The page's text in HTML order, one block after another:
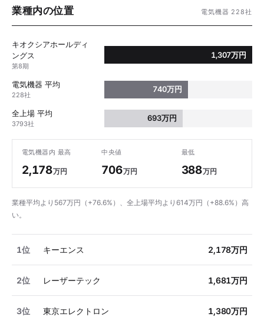
業種内の位置 電気機器 228社
キオクシアホールディ
ングス
第8期
1,307万円
電気機器 平均
228社
740万円
全上場 平均
3793社
693万円
電気機器内 最高
2,178万円
中央値
706万円
最低
388万円
業種平均より567万円（+76.6%）、全上場平均より614万円（+88.6%）高
い。
1位 キーエンス 2,178万円
2位 レーザーテック 1,681万円
3位 東京エレクトロン 1,380万円